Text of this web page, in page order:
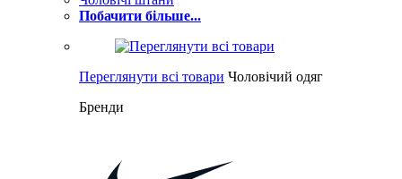
Побачити більше...
Переглянути всі товари Чоловічий одяг
Бренди